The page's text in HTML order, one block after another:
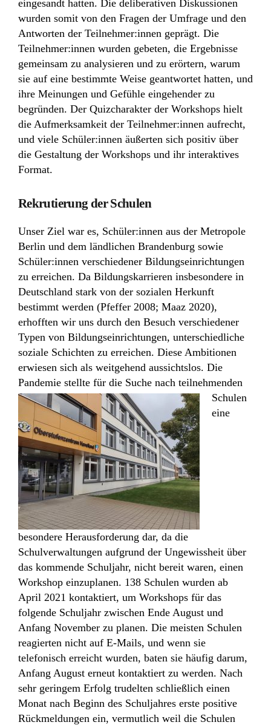
eingesandt hatten. Die deliberativen Diskussionen
wurden somit von den Fragen der Umfrage und den
Antworten der Teilnehmer:innen geprägt. Die
Teilnehmer:innen wurden gebeten, die Ergebnisse
gemeinsam zu analysieren und zu erörtern, warum
sie auf eine bestimmte Weise geantwortet hatten, und
ihre Meinungen und Gefühle eingehender zu
begründen. Der Quizcharakter der Workshops hielt
die Aufmerksamkeit der Teilnehmer:innen aufrecht,
und viele Schüler:innen äußerten sich positiv über
die Gestaltung der Workshops und ihr interaktives
Format.
Rekrutierung der Schulen
Unser Ziel war es, Schüler:innen aus der Metropole
Berlin und dem ländlichen Brandenburg sowie
Schüler:innen verschiedener Bildungseinrichtungen
zu erreichen. Da Bildungskarrieren insbesondere in
Deutschland stark von der sozialen Herkunft
bestimmt werden (Pfeffer 2008; Maaz 2020),
erhofften wir uns durch den Besuch verschiedener
Typen von Bildungseinrichtungen, unterschiedliche
soziale Schichten zu erreichen. Diese Ambitionen
erwiesen sich als weitgehend aussichtslos. Die
Pandemie stellte für die Suche nach teilnehmenden
Schulen
eine
besondere Herausforderung dar, da die
Schulverwaltungen aufgrund der Ungewissheit über
das kommende Schuljahr, nicht bereit waren, einen
Workshop einzuplanen. 138 Schulen wurden ab
April 2021 kontaktiert, um Workshops für das
folgende Schuljahr zwischen Ende August und
Anfang November zu planen. Die meisten Schulen
reagierten nicht auf E-Mails, und wenn sie
telefonisch erreicht wurden, baten sie häufig darum,
Anfang August erneut kontaktiert zu werden. Nach
sehr geringem Erfolg trudelten schließlich einen
Monat nach Beginn des Schuljahres erste positive
Rückmeldungen ein, vermutlich weil die Schulen